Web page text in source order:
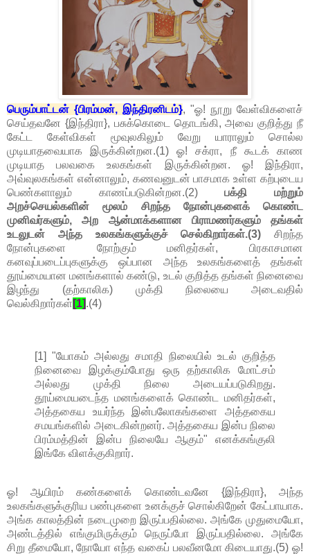
பெரும்பாட்டன் {பிரம்மன், இந்திரனிடம்}, "ஓ! நூறு வேள்விகளைச்
செய்தவனே {இந்திரா}, பசுக்கொடை தொடங்கி, அவை குறித்து நீ
கேட்ட கேள்விகள் மூவுலகிலும் வேறு யாராலும் சொல்ல
முடியாதவையாக இருக்கின்றன.(1) ஓ! சக்ரா, நீ கூடக் காண
முடியாத பலவகை உலகங்கள் இருக்கின்றன. ஓ! இந்திரா,
அவ்வுலகங்கள் என்னாலும், கணவனுடன் பாசமாக உள்ள கற்புடைய
பெண்களாலும் காணப்படுகின்றன.(2)பக்தி மற்றும்
அறச்செயல்களின் மூலம் சிறந்த நோன்புகளைக் கொண்ட
முனிவர்களும், அற ஆன்மாக்களான பிராமணர்களும் தங்கள்
உடலுடன் அந்த உலகங்களுக்குச் செல்கிறார்கள்.(3) சிறந்த
நோன்புகளை நோற்கும் மனிதர்கள், பிரகாசமான
கனவுப்படைப்புகளுக்கு ஒப்பான அந்த உலகங்களைத் தங்கள்
தூய்மையான மனங்களால் கண்டு, உடல் குறித்த தங்கள் நினைவை
இழந்து (தற்காலிக) முக்தி நிலையை அடைவதில்
வெல்கிறார்கள் [1].(4)
[1] "யோகம் அல்லது சமாதி நிலையில் உடல் குறித்த
நினைவை இழக்கும்போது ஒரு தற்காலிக மோட்சம்
அல்லது முக்தி நிலை அடையப்படுகிறது.
தூய்மையடைந்த மனங்களைக் கொண்ட மனிதர்கள்,
அத்தகைய உயர்ந்த இன்பலோகங்களை அத்தகைய
சமயங்களில் அடைகின்றனர். அத்தகைய இன்ப நிலை
பிரம்மத்தின் இன்ப நிலையே ஆகும்" எனக்கங்குலி
இங்கே விளக்குகிறார்.
ஓ! ஆயிரம் கண்களைக் கொண்டவனே {இந்திரா}, அந்த
உலகங்களுக்குரிய பண்புகளை உனக்குச் சொல்கிறேன் கேட்பாயாக.
அங்க காலத்தின் நடைமுறை இருப்பதில்லை. அங்கே முதுமையோ,
அண்டத்தில் எங்குமிருக்கும் நெருப்போ இருப்பதில்லை. அங்கே
சிறு தீமையோ, நோயோ எந்த வகைப் பலவீனமோ கிடையாது.(5) ஓ!